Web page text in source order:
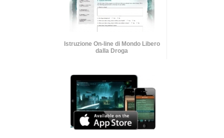
Istruzione On-line di Mondo Libero
dalla Droga